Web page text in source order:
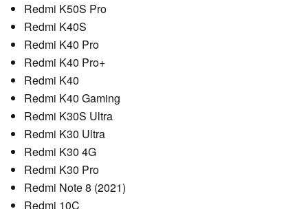
Redmi K50S Pro
Redmi K40S
Redmi K40 Pro
Redmi K40 Pro+
Redmi K40
Redmi K40 Gaming
Redmi K30S Ultra
Redmi K30 Ultra
Redmi K30 4G
Redmi K30 Pro
Redmi Note 8 (2021)
Redmi 10C